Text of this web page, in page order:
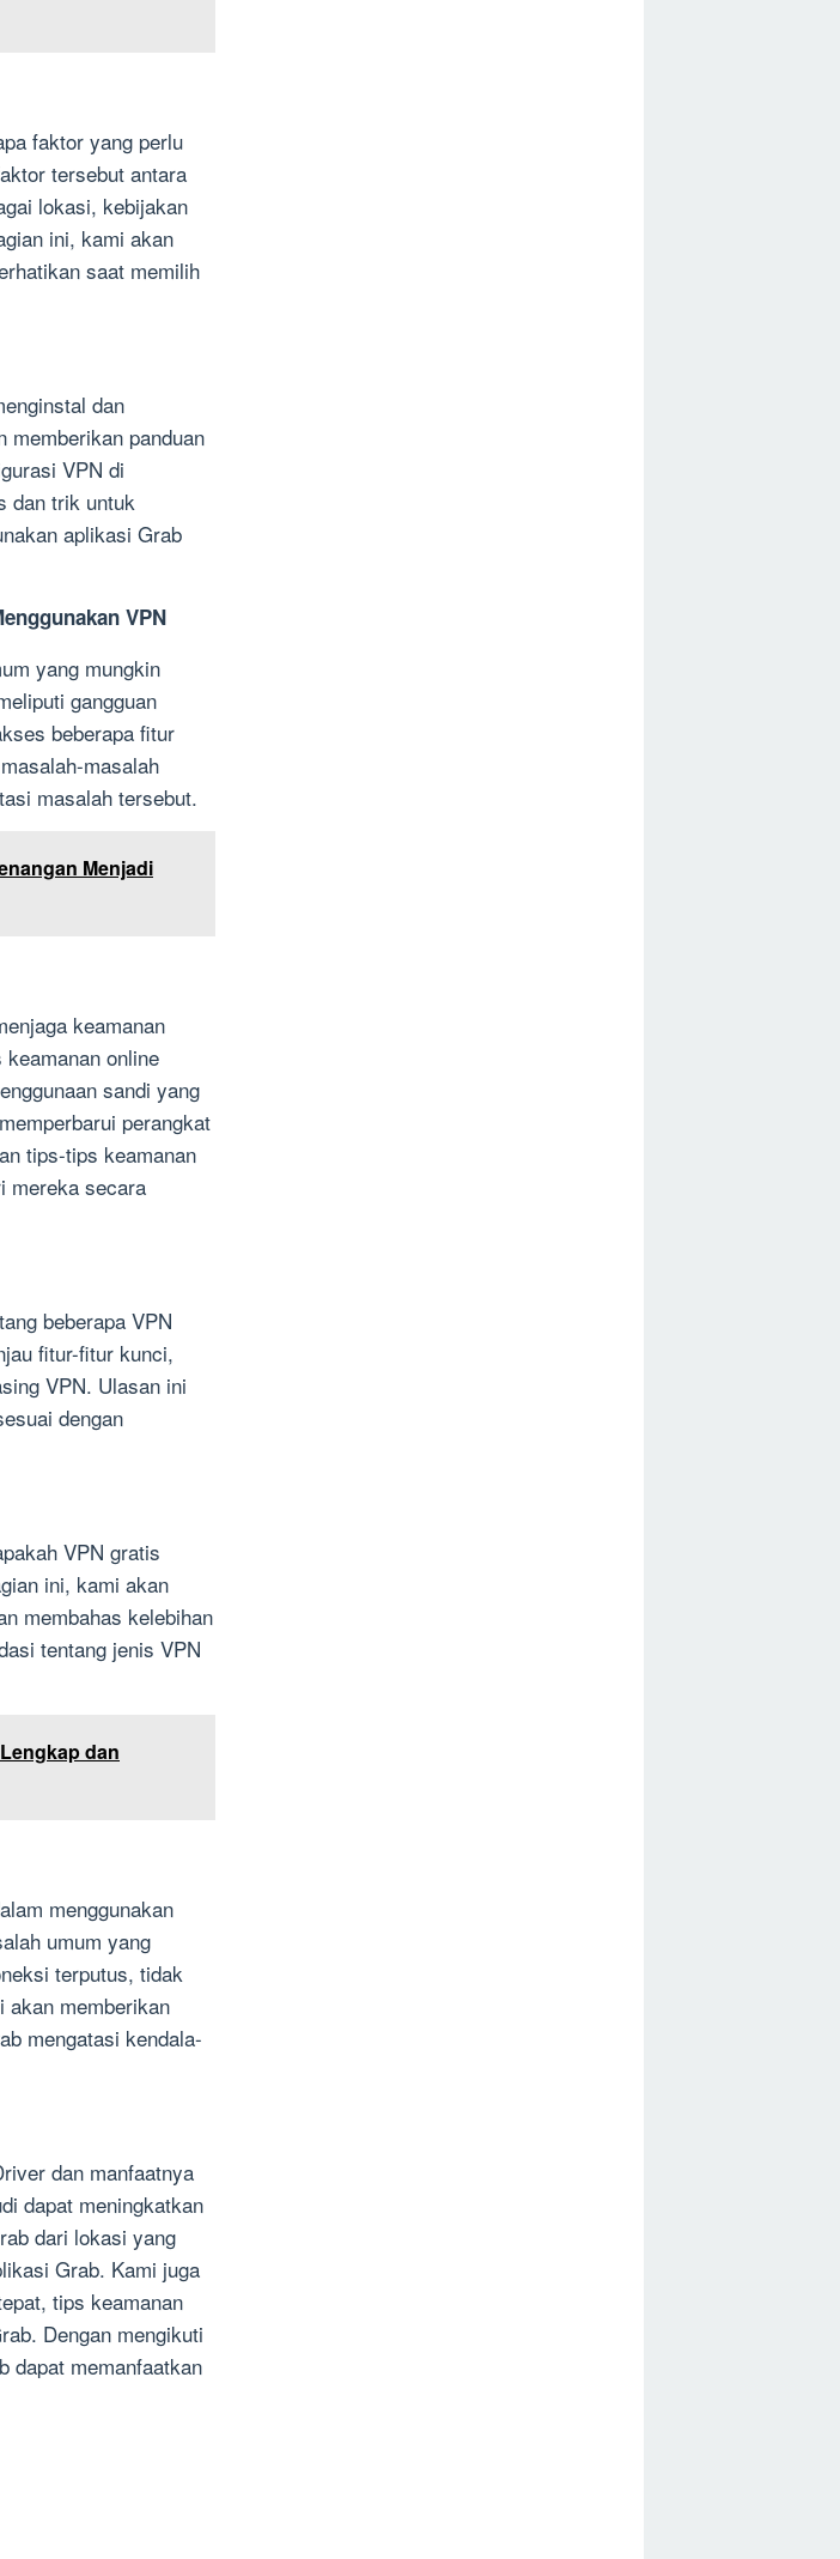
faktor yang perlu
tersebut antara
lokasi, kebijakan
ini, kami akan
saat memilih
dan
memberikan panduan
VPN di
dan trik untuk
aplikasi Grab
VPN
yang mungkin
gangguan
beberapa fitur
masalah
masalah tersebut.
Menjadi
keamanan
online
sandi yang
perangkat
tips-tips keamanan
mereka secara
beberapa VPN
fitur-fitur kunci,
VPN. Ulasan ini
dengan
VPN gratis
ini, kami akan
membahas kelebihan
tentang jenis VPN
dan
menggunakan
umum yang
terputus, tidak
akan memberikan
mengatasi kendala-
dan manfaatnya
dapat meningkatkan
dari lokasi yang
Grab. Kami juga
tips keamanan
Dengan mengikuti
dapat memanfaatkan